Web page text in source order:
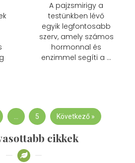
A pajzsmirigy a
testünkben lévő
egyik legfontosabb
szerv, amely számos
hormonnal és
enzimmel segíti a …
… 5 Következő »
cikkek